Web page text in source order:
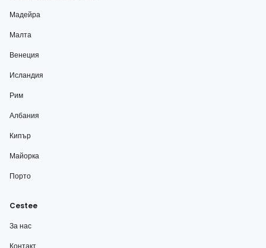
Мадейра
Малта
Венеция
Исландия
Рим
Албания
Кипър
Майорка
Порто
Cestee
За нас
Контакт